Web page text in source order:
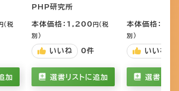
（税
加
PHP研究所
本体価格：1,200 円（税
別）
いいね 0件
選書リストに追加
本体価格：
別）
いいね
選書リス